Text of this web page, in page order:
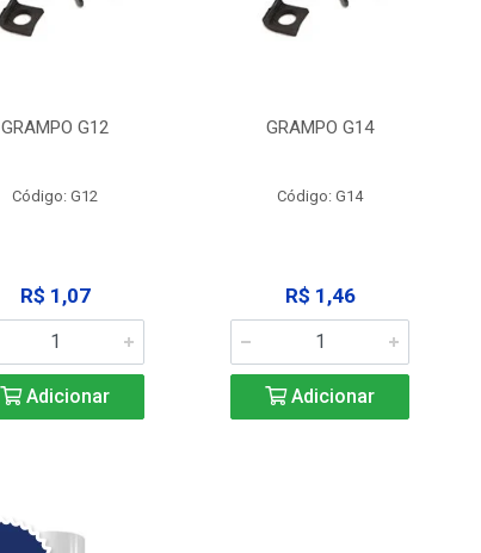
GRAMPO G12
Código: G12
R$ 1,07
Adicionar
GRAMPO G14
Código: G14
R$ 1,46
Adicionar